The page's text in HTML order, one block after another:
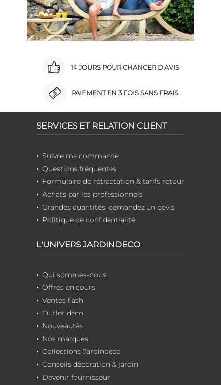
14 JOURS POUR CHANGER D'AVIS
PAIEMENT EN 3 FOIS SANS FRAIS
SERVICES ET RELATION CLIENT
Suivre ma commande
Questions fréquentes
Formulaire de rétractation & tarifs retour
Achats par les professionnels
Grandes quantités, demandez un devis
Politique de confidentialité
L'UNIVERS JARDINDECO
Qui sommes-nous
Offres en cours
Ventes flash
Outlet déco
Nouveautés
Nos marques
Collections Jardindeco
Conseils décoration & jardin
Devenir fournisseur